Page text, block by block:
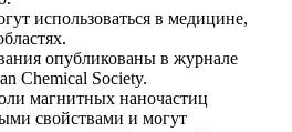
использоваться в медицине,
опубликованы в журнале
Chemical Society.
магнитных наночастиц
свойствами и могут